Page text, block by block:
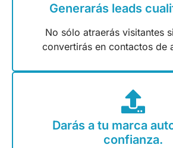
Generarás leads
No sólo atraerás visitantes
convertirás en contactos de
Darás a tu marca
confianza.